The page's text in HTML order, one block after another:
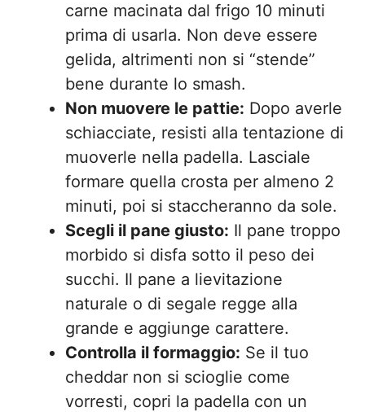
carne macinata dal frigo 10 minuti
prima di usarla. Non deve essere
gelida, altrimenti non si “stende”
bene durante lo smash.
Non muovere le pattie: Dopo averle
schiacciate, resisti alla tentazione di
muoverle nella padella. Lasciale
formare quella crosta per almeno 2
minuti, poi si staccheranno da sole.
Scegli il pane giusto: Il pane troppo
morbido si disfa sotto il peso dei
succhi. Il pane a lievitazione
naturale o di segale regge alla
grande e aggiunge carattere.
Controlla il formaggio: Se il tuo
cheddar non si scioglie come
vorresti, copri la padella con un